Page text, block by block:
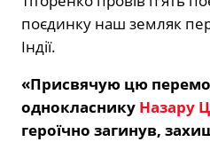
поєдинку наш земляк
Індії.
«Присвячую цю
однокласнику Назару
героїчно загинув,